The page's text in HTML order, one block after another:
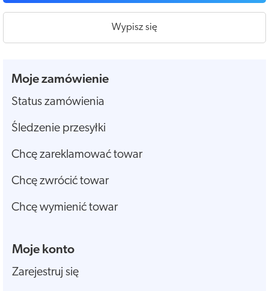
Wypisz się
Moje zamówienie
Status zamówienia
Śledzenie przesyłki
Chcę zareklamować towar
Chcę zwrócić towar
Chcę wymienić towar
Moje konto
Zarejestruj się